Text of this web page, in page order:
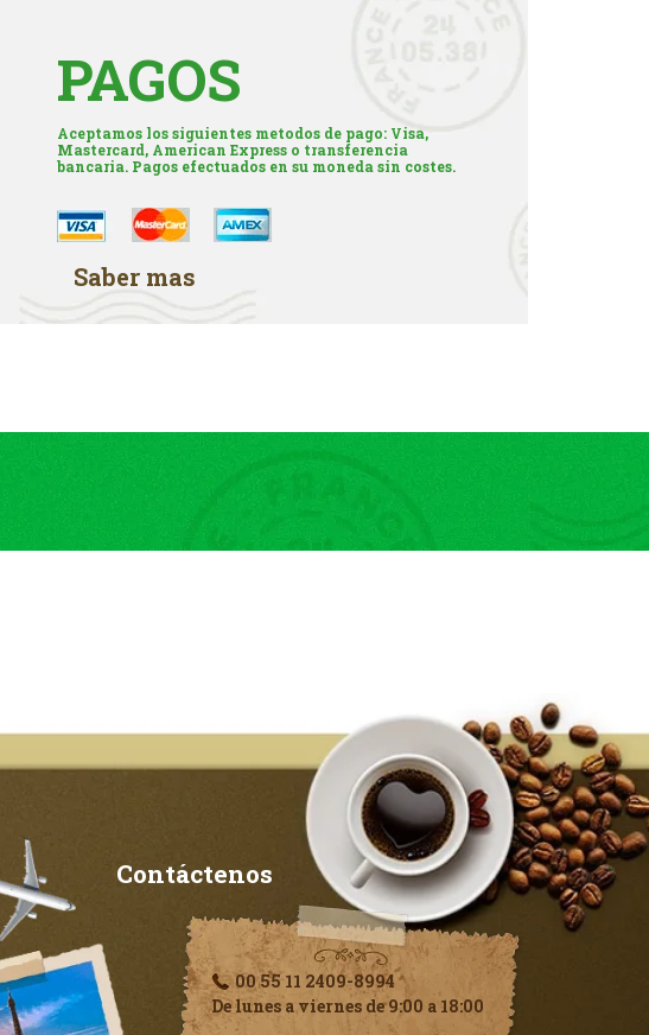
PAGOS
Aceptamos los siguientes metodos de pago: Visa,
Mastercard, American Express o transferencia
bancaria. Pagos efectuados en su moneda sin costes.
Saber mas
Contáctenos
00 55 11 2409-8994
De lunes a viernes de 9:00 a 18:00